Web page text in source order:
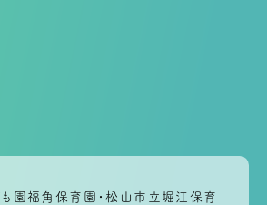
園福角保育園・松山市立堀江保育